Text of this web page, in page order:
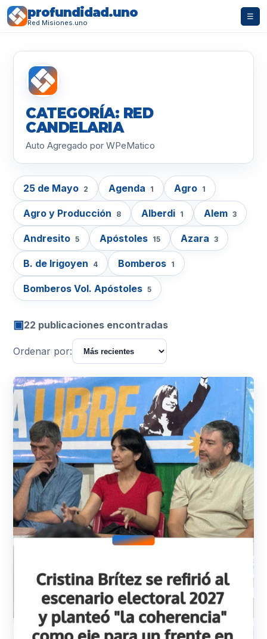
profundidad.uno
Red Misiones.uno
☰
CATEGORÍA: RED
CANDELARIA
Auto Agregado por WPeMatico
25 de Mayo 2 Agenda 1 Agro 1
Agro y Producción 8 Alberdi 1 Alem 3
Andresito 5 Apóstoles 15 Azara 3
B. de Irigoyen 4 Bomberos 1
Bomberos Vol. Apóstoles 5
▣22 publicaciones encontradas
Ordenar por: